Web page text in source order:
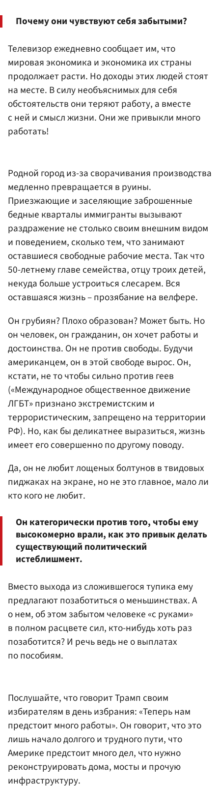
Почему они чувствуют себя забытыми?
Телевизор ежедневно сообщает им, что
мировая экономика и экономика их страны
продолжает расти. Но доходы этих людей стоят
на месте. В силу необъяснимых для себя
обстоятельств они теряют работу, а вместе
с ней и смысл жизни. Они же привыкли много
работать!
Родной город из-за сворачивания производства
медленно превращается в руины.
Приезжающие и заселяющие заброшенные
бедные кварталы иммигранты вызывают
раздражение не столько своим внешним видом
и поведением, сколько тем, что занимают
оставшиеся свободные рабочие места. Так что
50-летнему главе семейства, отцу троих детей,
некуда больше устроиться слесарем. Вся
оставшаяся жизнь – прозябание на велфере.
Он грубиян? Плохо образован? Может быть. Но
он человек, он гражданин, он хочет работы и
достоинства. Он не против свободы. Будучи
американцем, он в этой свободе вырос. Он,
кстати, не то чтобы сильно против геев
(«Международное общественное движение
ЛГБТ» признано экстремистским и
террористическим, запрещено на территории
РФ). Но, как бы деликатнее выразиться, жизнь
имеет его совершенно по другому поводу.
Да, он не любит лощеных болтунов в твидовых
пиджаках на экране, но не это главное, мало ли
кто кого не любит.
Он категорически против того, чтобы ему
высокомерно врали, как это привык делать
существующий политический
истеблишмент.
Вместо выхода из сложившегося тупика ему
предлагают позаботиться о меньшинствах. А
о нем, об этом забытом человеке «с руками»
в полном расцвете сил, кто-нибудь хоть раз
позаботится? И речь ведь не о выплатах
по пособиям.
Послушайте, что говорит Трамп своим
избирателям в день избрания: «Теперь нам
предстоит много работы». Он говорит, что это
лишь начало долгого и трудного пути, что
Америке предстоит много дел, что нужно
реконструировать дома, мосты и прочую
инфраструктуру.